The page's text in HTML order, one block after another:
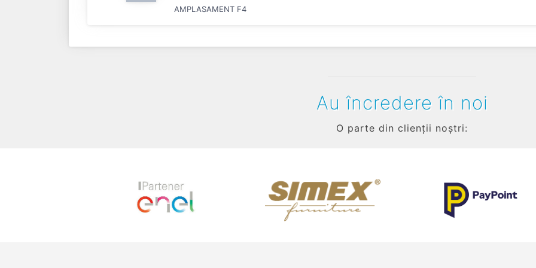
AMPLASAMENT F4
Au încredere în noi
O parte din clienții noștri: